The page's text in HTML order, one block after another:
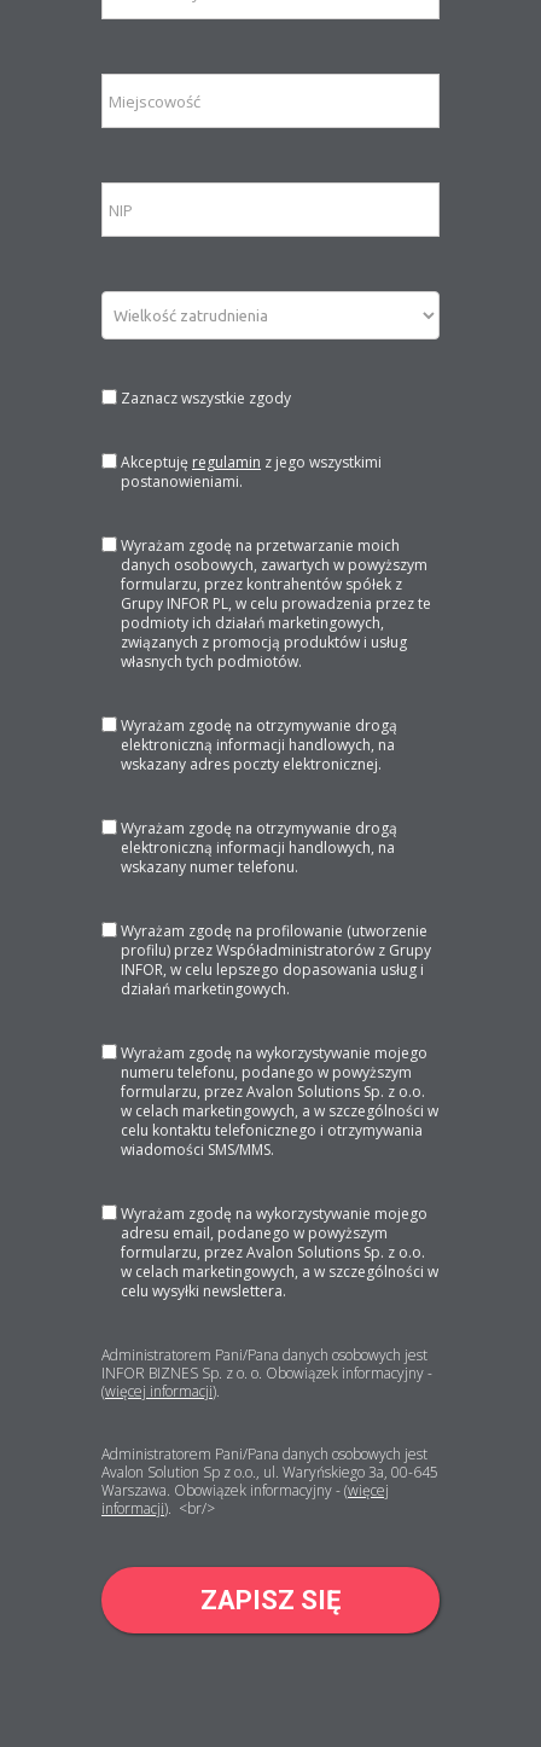
Zaznacz wszystkie zgody
Akceptuję regulamin z jego wszystkimi
postanowieniami.
Wyrażam zgodę na przetwarzanie moich
danych osobowych, zawartych w powyższym
formularzu, przez kontrahentów spółek z
Grupy INFOR PL, w celu prowadzenia przez te
podmioty ich działań marketingowych,
związanych z promocją produktów i usług
własnych tych podmiotów.
Wyrażam zgodę na otrzymywanie drogą
elektroniczną informacji handlowych, na
wskazany adres poczty elektronicznej.
Wyrażam zgodę na otrzymywanie drogą
elektroniczną informacji handlowych, na
wskazany numer telefonu.
Wyrażam zgodę na profilowanie (utworzenie
profilu) przez Współadministratorów z Grupy
INFOR, w celu lepszego dopasowania usług i
działań marketingowych.
Wyrażam zgodę na wykorzystywanie mojego
numeru telefonu, podanego w powyższym
formularzu, przez Avalon Solutions Sp. z o.o.
w celach marketingowych, a w szczególności w
celu kontaktu telefonicznego i otrzymywania
wiadomości SMS/MMS.
Wyrażam zgodę na wykorzystywanie mojego
adresu email, podanego w powyższym
formularzu, przez Avalon Solutions Sp. z o.o.
w celach marketingowych, a w szczególności w
celu wysyłki newslettera.
Administratorem Pani/Pana danych osobowych jest
INFOR BIZNES Sp. z o. o. Obowiązek informacyjny -
(więcej informacji).
Administratorem Pani/Pana danych osobowych jest
Avalon Solution Sp z o.o., ul. Waryńskiego 3a, 00-645
Warszawa. Obowiązek informacyjny - (więcej
informacji). <br/>
ZAPISZ SIĘ